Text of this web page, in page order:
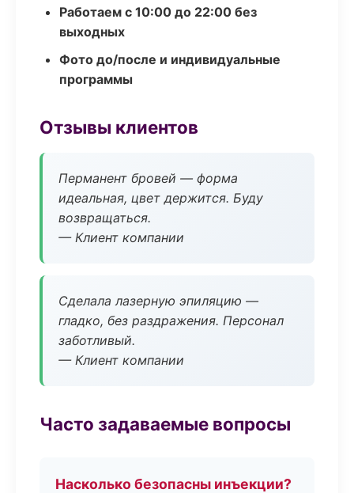
Работаем с 10:00 до 22:00 без
выходных
Фото до/после и индивидуальные
программы
Отзывы клиентов
Перманент бровей — форма
идеальная, цвет держится. Буду
возвращаться.
— Клиент компании
Сделала лазерную эпиляцию —
гладко, без раздражения. Персонал
заботливый.
— Клиент компании
Часто задаваемые вопросы
Насколько безопасны инъекции?